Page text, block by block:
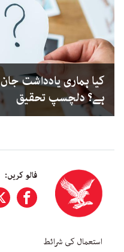
کیا ہماری یادداشت
ہے؟ دلچسپ تحقیق
فالو کریں:
استعمال کی شرائط